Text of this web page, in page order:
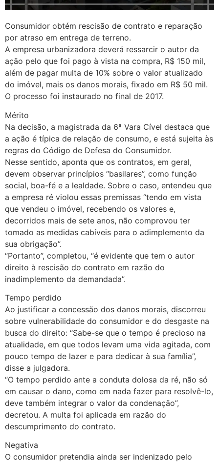
Consumidor obtém rescisão de contrato e reparação
por atraso em entrega de terreno.
A empresa urbanizadora deverá ressarcir o autor da
ação pelo que foi pago à vista na compra, R$ 150 mil,
além de pagar multa de 10% sobre o valor atualizado
do imóvel, mais os danos morais, fixado em R$ 50 mil.
O processo foi instaurado no final de 2017.
Mérito
Na decisão, a magistrada da 6ª Vara Cível destaca que
a ação é típica de relação de consumo, e está sujeita às
regras do Código de Defesa do Consumidor.
Nesse sentido, aponta que os contratos, em geral,
devem observar princípios “basilares”, como função
social, boa-fé e a lealdade. Sobre o caso, entendeu que
a empresa ré violou essas premissas “tendo em vista
que vendeu o imóvel, recebendo os valores e,
decorridos mais de sete anos, não comprovou ter
tomado as medidas cabíveis para o adimplemento da
sua obrigação”.
“Portanto”, completou, “é evidente que tem o autor
direito à rescisão do contrato em razão do
inadimplemento da demandada”.
Tempo perdido
Ao justificar a concessão dos danos morais, discorreu
sobre vulnerabilidade do consumidor e do desgaste na
busca do direito: “Sabe-se que o tempo é precioso na
atualidade, em que todos levam uma vida agitada, com
pouco tempo de lazer e para dedicar à sua família”,
disse a julgadora.
“O tempo perdido ante a conduta dolosa da ré, não só
em causar o dano, como em nada fazer para resolvê-lo,
deve também integrar o valor da condenação”,
decretou. A multa foi aplicada em razão do
descumprimento do contrato.
Negativa
O consumidor pretendia ainda ser indenizado pelo